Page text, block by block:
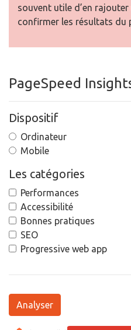
souvent utile d’en
confirmer les résultats du
PageSpeed
Dispositif
Ordinateur
Mobile
Les catégories
Performances
Accessibilité
Bonnes pratiques
SEO
Progressive web app
Analyser